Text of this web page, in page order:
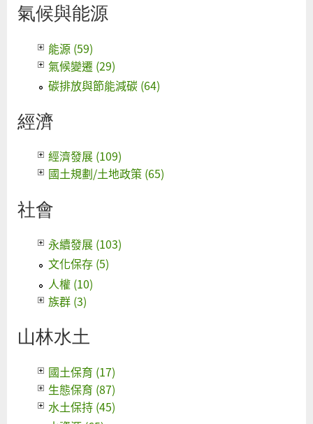
氣候與能源
能源 (59)
氣候變遷 (29)
碳排放與節能減碳 (64)
經濟
經濟發展 (109)
國土規劃/土地政策 (65)
社會
永續發展 (103)
文化保存 (5)
人權 (10)
族群 (3)
山林水土
國土保育 (17)
生態保育 (87)
水土保持 (45)